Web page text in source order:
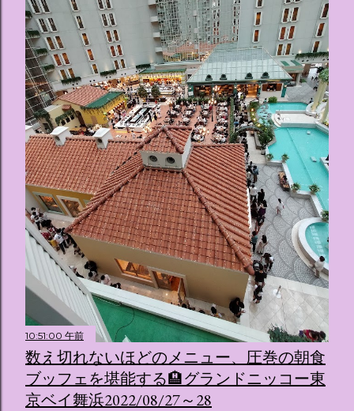
10:51:00 午前
数え切れないほどのメニュー、圧巻の朝食
ブッフェを堪能する🏨グランドニッコー東
京ベイ舞浜2022/08/27～28